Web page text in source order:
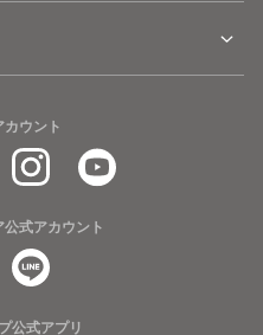
カウント
式アカウント
公式アプリ